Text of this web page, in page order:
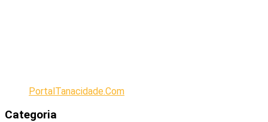
PortalTanacidade.Com
Categoria